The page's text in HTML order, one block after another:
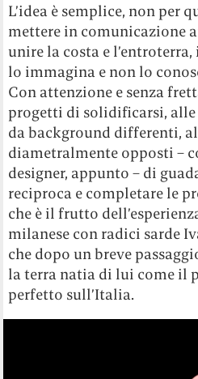
L’idea è semplice, non per
mettere in comunicazione
unire la costa e
lo immagina e non lo
Con attenzione e senza
progetti di solidificarsi, alle
da background differenti,
diametralmente opposti –
designer, appunto – di
reciproca e completare le
che è il frutto
milanese con radici sarde
che dopo un breve
la terra natia di lui come il
perfetto sull’Italia.